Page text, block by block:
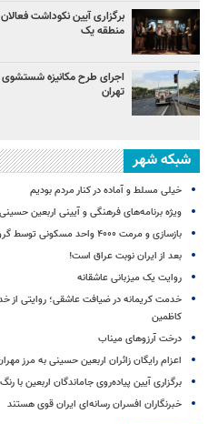
برگزاری آیین نکوداشت
منطقه یک
اجرای طرح مکانیزه شستشوی
تهران
شبکه شهر
خیلی مسلط و آماده در کنار مردم بودیم
ویژه برنامه‌های فرهنگی و آیینی اربعین
بازسازی و مرمت ۴۰۰۰ واحد مسکونی توسط گروه‌های جهادی
بعد از ایران نوبت عراق است!
روایت یک میزبانی عاشقانه
خدمت کریمانه در ضیافت عاشقی؛ روایتی از
کاظمین
درخت آرزوهای میناب
اعزام رایگان زائران اربعین حسینی به مرز
برگزاری آیین پیاده‌روی جاماندگان اربعین با
خبرنگاران افسران رسانه‌ای ایران قوی هستند